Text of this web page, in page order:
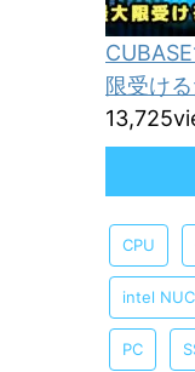
限受け
CPU
intel
PC